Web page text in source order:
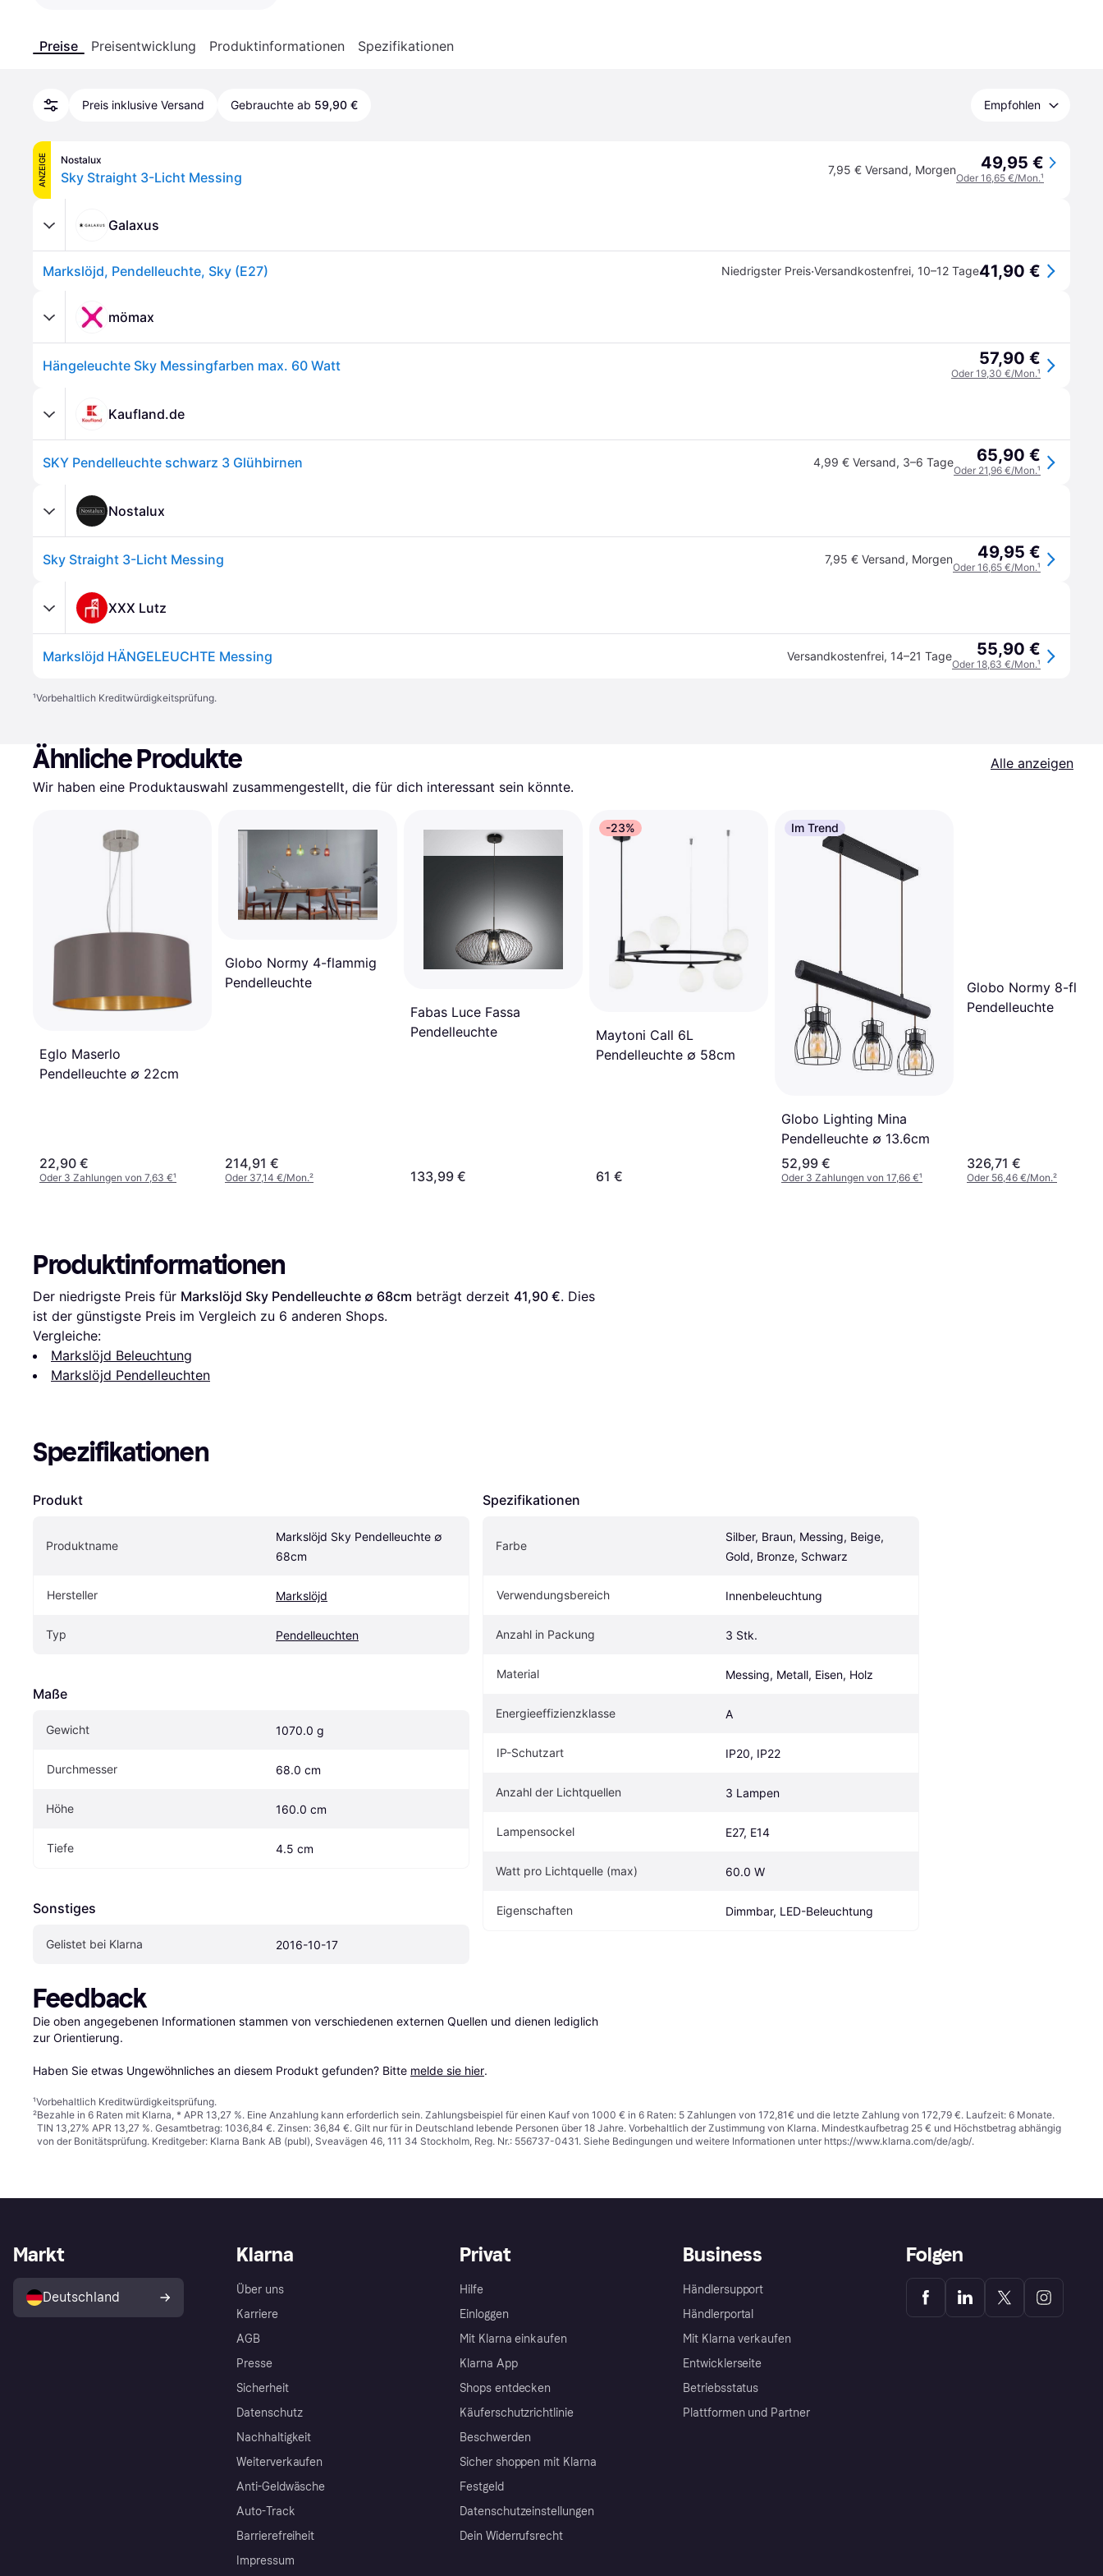
Preise Preisentwicklung Produktinformationen Spezifikationen
Preis inklusive Versand Gebrauchte ab 59,90 € Empfohlen
ANZEIGE Nostalux
Sky Straight 3-Licht Messing 7,95 € Versand, Morgen 49,95 €
Oder 16,65 €/Mon.¹
Galaxus
Markslöjd, Pendelleuchte, Sky (E27) Niedrigster Preis·Versandkostenfrei, 10–12 Tage41,90 €
mömax
Hängeleuchte Sky Messingfarben max. 60 Watt 57,90 €
Oder 19,30 €/Mon.¹
Kaufland.de
SKY Pendelleuchte schwarz 3 Glühbirnen 4,99 € Versand, 3–6 Tage 65,90 €
Oder 21,96 €/Mon.¹
Nostalux
Sky Straight 3-Licht Messing 7,95 € Versand, Morgen 49,95 €
Oder 16,65 €/Mon.¹
XXX Lutz
Markslöjd HÄNGELEUCHTE Messing Versandkostenfrei, 14–21 Tage 55,90 €
Oder 18,63 €/Mon.¹
¹Vorbehaltlich Kreditwürdigkeitsprüfung.
Ähnliche Produkte
Alle anzeigen
Wir haben eine Produktauswahl zusammengestellt, die für dich interessant sein könnte.
Eglo Maserlo
Pendelleuchte ∅ 22cm
22,90 €
Oder 3 Zahlungen von 7,63 €¹
Globo Normy 4-flammig
Pendelleuchte
214,91 €
Oder 37,14 €/Mon.²
Fabas Luce Fassa
Pendelleuchte
133,99 €
-23%
Maytoni Call 6L
Pendelleuchte ∅ 58cm
61 €
Im Trend
Globo Lighting Mina
Pendelleuchte ∅ 13.6cm
52,99 €
Oder 3 Zahlungen von 17,66 €¹
Globo Normy 8-
Pendelleuchte
326,71 €
Oder 56,46 €/Mon.²
Produktinformationen
Der niedrigste Preis für Markslöjd Sky Pendelleuchte ∅ 68cm beträgt derzeit 41,90 €. Dies
ist der günstigste Preis im Vergleich zu 6 anderen Shops.
Vergleiche:
Markslöjd Beleuchtung
Markslöjd Pendelleuchten
Spezifikationen
Produkt
Produktname
Markslöjd Sky Pendelleuchte ∅
68cm
Hersteller Markslöjd
Typ Pendelleuchten
Maße
Gewicht 1070.0 g
Durchmesser 68.0 cm
Höhe 160.0 cm
Tiefe 4.5 cm
Sonstiges
Gelistet bei Klarna 2016-10-17
Spezifikationen
Farbe
Silber, Braun, Messing, Beige,
Gold, Bronze, Schwarz
Verwendungsbereich Innenbeleuchtung
Anzahl in Packung 3 Stk.
Material Messing, Metall, Eisen, Holz
Energieeffizienzklasse A
IP-Schutzart IP20, IP22
Anzahl der Lichtquellen 3 Lampen
Lampensockel E27, E14
Watt pro Lichtquelle (max) 60.0 W
Eigenschaften Dimmbar, LED-Beleuchtung
Feedback
Die oben angegebenen Informationen stammen von verschiedenen externen Quellen und dienen lediglich
zur Orientierung.
Haben Sie etwas Ungewöhnliches an diesem Produkt gefunden? Bitte melde sie hier.
¹Vorbehaltlich Kreditwürdigkeitsprüfung.
²Bezahle in 6 Raten mit Klarna, * APR 13,27 %. Eine Anzahlung kann erforderlich sein. Zahlungsbeispiel für einen Kauf von 1000 € in 6 Raten: 5 Zahlungen von 172,81€ und die letzte Zahlung von 172,79 €. Laufzeit: 6 Monate.
TIN 13,27% APR 13,27 %. Gesamtbetrag: 1036,84 €. Zinsen: 36,84 €. Gilt nur für in Deutschland lebende Personen über 18 Jahre. Vorbehaltlich der Zustimmung von Klarna. Mindestkaufbetrag 25 € und Höchstbetrag abhängig
von der Bonitätsprüfung. Kreditgeber: Klarna Bank AB (publ), Sveavägen 46, 111 34 Stockholm, Reg. Nr.: 556737-0431. Siehe Bedingungen und weitere Informationen unter https://www.klarna.com/de/agb/.
Klarna
Über uns
Karriere
AGB
Presse
Sicherheit
Datenschutz
Nachhaltigkeit
Weiterverkaufen
Anti-Geldwäsche
Auto-Track
Barrierefreiheit
Impressum
Privat
Hilfe
Einloggen
Mit Klarna einkaufen
Klarna App
Shops entdecken
Käuferschutzrichtlinie
Beschwerden
Sicher shoppen mit Klarna
Festgeld
Datenschutzeinstellungen
Dein Widerrufsrecht
Business
Händlersupport
Händlerportal
Mit Klarna verkaufen
Entwicklerseite
Betriebsstatus
Plattformen und Partner
Markt
Deutschland
Folgen